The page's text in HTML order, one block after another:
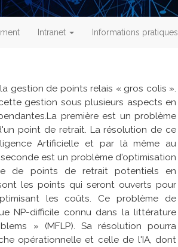
Intranet Informations pratiques
gestion de points relais « gros colis ».
gestion sous plusieurs aspects en
La première est un problème
point de retrait. La résolution de ce
Artificielle et par là même au
est un problème d'optimisation
de points de retrait potentiels en
les points qui seront ouverts pour
les coûts. Ce problème de
NP-difficile connu dans la littérature
» (MFLP). Sa résolution pourra
opérationnelle et celle de l'IA, dont